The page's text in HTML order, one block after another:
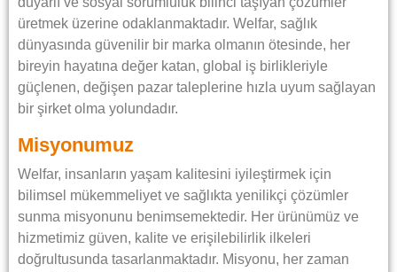
üretmek üzerine odaklanmaktadır. Welfar, sağlık
dünyasında güvenilir bir marka olmanın ötesinde, her
bireyin hayatına değer katan, global iş birlikleriyle
güçlenen, değişen pazar taleplerine hızla uyum sağlayan
bir şirket olma yolundadır.
Misyonumuz
Welfar, insanların yaşam kalitesini iyileştirmek için
bilimsel mükemmeliyet ve sağlıkta yenilikçi çözümler
sunma misyonunu benimsemektedir. Her ürünümüz ve
hizmetimiz güven, kalite ve erişilebilirlik ilkeleri
doğrultusunda tasarlanmaktadır. Misyonu, her zaman